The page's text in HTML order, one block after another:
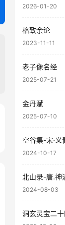
2026-01-20
格致余论
2023-11-11
老子像名经
2025-07-21
金丹赋
2025-07-10
空谷集-宋·义
2024-10-17
北山录-唐.神
2024-08-03
洞玄灵宝二